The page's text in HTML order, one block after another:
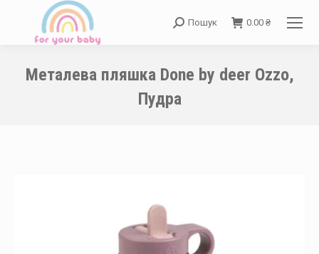
Search:
Пошук 0.00 ₴
Металева пляшка Done by deer Ozzo,
Пудра